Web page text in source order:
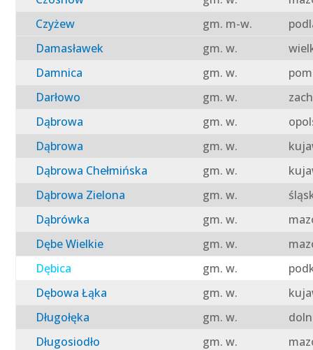
Czyżew
gm. m-w.
Damasławek
gm. w.
Damnica
gm. w.
Darłowo
gm. w.
Dąbrowa
gm. w.
Dąbrowa
gm. w.
Dąbrowa Chełmińska
gm. w.
Dąbrowa Zielona
gm. w.
Dąbrówka
gm. w.
Dębe Wielkie
gm. w.
Dębica
gm. w.
Dębowa Łąka
gm. w.
Długołęka
gm. w.
Długosiodło
gm. w.